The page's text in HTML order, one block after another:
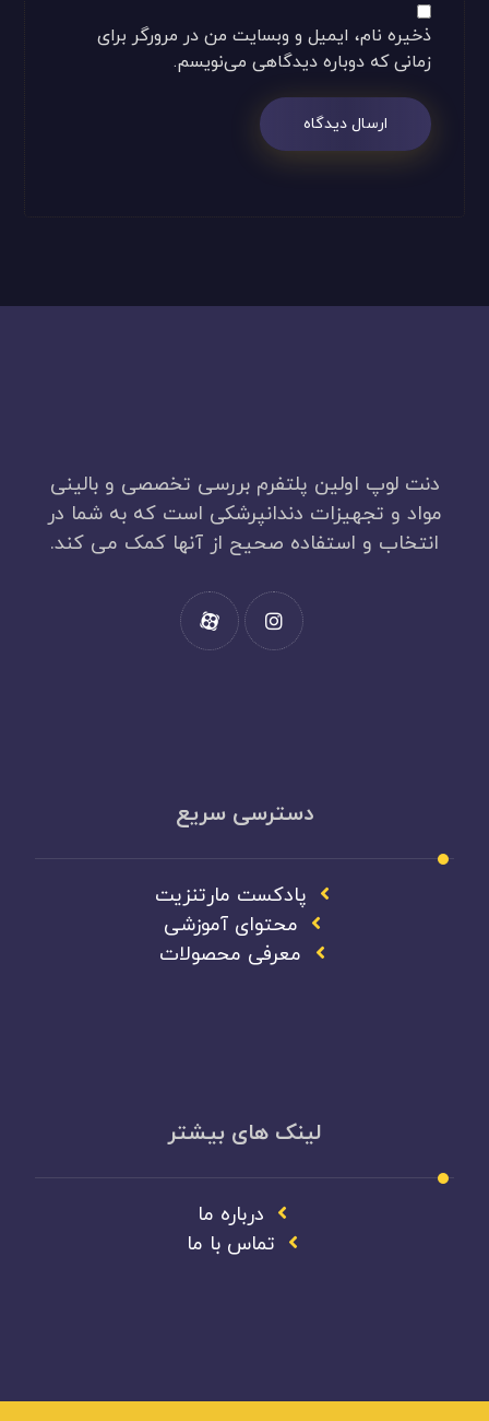
ذخیره نام، ایمیل و وبسایت من در مرورگر برای
زمانی که دوباره دیدگاهی می‌نویسم.
ارسال دیدگاه
دنت لوپ اولین پلتفرم بررسی تخصصی و بالینی
مواد و تجهیزات دندانپرشکی است که به شما در
انتخاب و استفاده صحیح از آنها کمک می کند.
دسترسی سریع
پادکست مارتنزیت
محتوای آموزشی
معرفی محصولات
لینک های بیشتر
درباره ما
تماس با ما